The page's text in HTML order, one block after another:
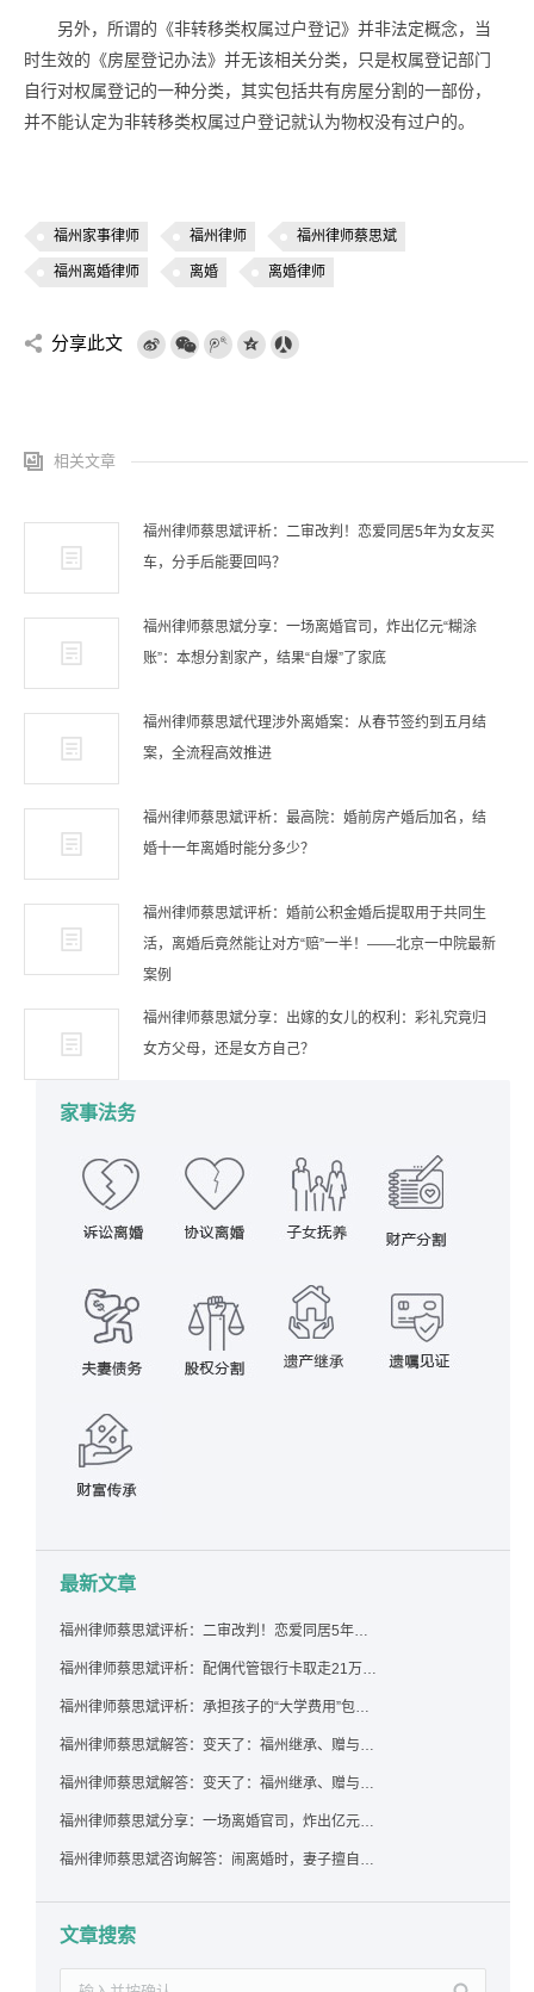
另外，所谓的《非转移类权属过户登记》并非法定概念，当
时生效的《房屋登记办法》并无该相关分类，只是权属登记部门
自行对权属登记的一种分类，其实包括共有房屋分割的一部份，
并不能认定为非转移类权属过户登记就认为物权没有过户的。
福州家事律师 福州律师 福州律师蔡思斌
福州离婚律师 离婚 离婚律师
分享此文
相关文章
福州律师蔡思斌评析：二审改判！恋爱同居5年为女友买
车，分手后能要回吗？
福州律师蔡思斌分享：一场离婚官司，炸出亿元“糊涂
账”：本想分割家产，结果“自爆”了家底
福州律师蔡思斌代理涉外离婚案：从春节签约到五月结
案，全流程高效推进
福州律师蔡思斌评析：最高院：婚前房产婚后加名，结
婚十一年离婚时能分多少？
福州律师蔡思斌评析：婚前公积金婚后提取用于共同生
活，离婚后竟然能让对方“赔”一半！——北京一中院最新
案例
福州律师蔡思斌分享：出嫁的女儿的权利：彩礼究竟归
女方父母，还是女方自己？
家事法务
最新文章
福州律师蔡思斌评析：二审改判！恋爱同居5年为女友买车，分手后能要回吗？
福州律师蔡思斌评析：配偶代管银行卡取走21万，离婚后这笔钱还要得回来吗？
福州律师蔡思斌评析：承担孩子的“大学费用”包括高额留学费用吗？
福州律师蔡思斌解答：变天了：福州继承、赠与房产转让要收20%个税？福州国税官方回复来了！
福州律师蔡思斌解答：变天了：福州继承、赠与房产转让要收20%个税？福州国税官方回答来了！
福州律师蔡思斌分享：一场离婚官司，炸出亿元“糊涂账”：本想分割家产，结果“自爆”了家底
福州律师蔡思斌咨询解答：闹离婚时，妻子擅自带走孩子并阻止其上学，违法吗？该如何维权？
文章搜索